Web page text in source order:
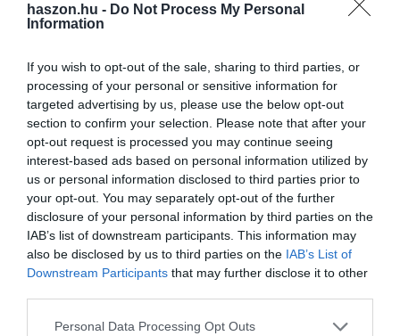
haszon.hu - Do Not Process My Personal
Information
If you wish to opt-out of the sale, sharing to third parties, or
processing of your personal or sensitive information for
targeted advertising by us, please use the below opt-out
section to confirm your selection. Please note that after your
opt-out request is processed you may continue seeing
interest-based ads based on personal information utilized by
us or personal information disclosed to third parties prior to
your opt-out. You may separately opt-out of the further
disclosure of your personal information by third parties on the
IAB’s list of downstream participants. This information may
also be disclosed by us to third parties on the IAB’s List of
Downstream Participants that may further disclose it to other
Please note that this website/app uses one or more Google
Personal Data Processing Opt Outs